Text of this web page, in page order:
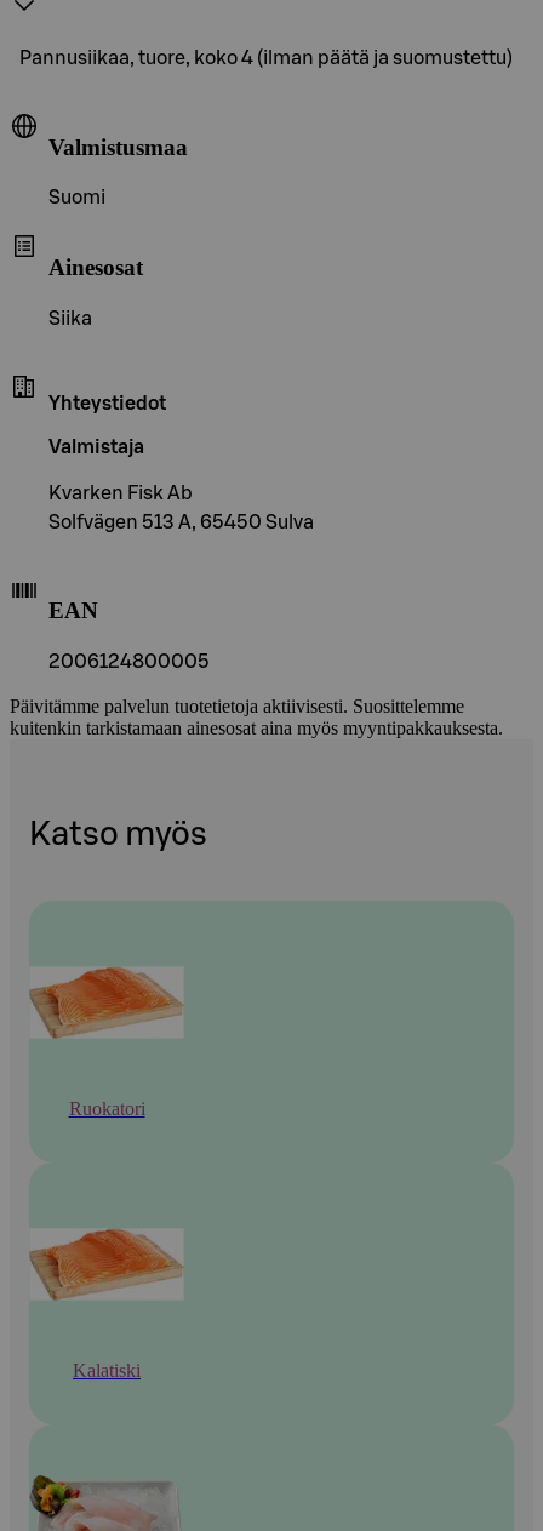
Pannusiikaa, tuore, koko 4 (ilman päätä ja suomustettu)
Valmistusmaa
Suomi
Ainesosat
Siika
Yhteystiedot
Valmistaja
Kvarken Fisk Ab
Solfvägen 513 A, 65450 Sulva
EAN
2006124800005
Päivitämme palvelun tuotetietoja aktiivisesti. Suosittelemme
kuitenkin tarkistamaan ainesosat aina myös myyntipakkauksesta.
Katso myös
Ruokatori
Kalatiski